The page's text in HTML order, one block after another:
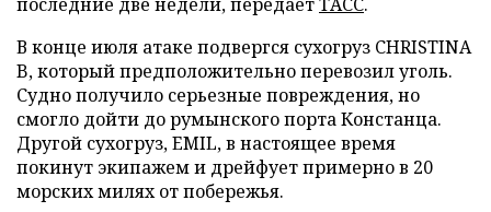
В конце июля атаке подвергся сухогруз CHRISTINA
B, который предположительно перевозил уголь.
Судно получило серьезные повреждения, но
смогло дойти до румынского порта Констанца.
Другой сухогруз, EMIL, в настоящее время
покинут экипажем и дрейфует примерно в 20
морских милях от побережья.